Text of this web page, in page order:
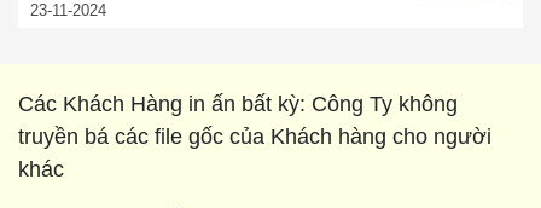
23-11-2024
Các Khách Hàng in ấn bất kỳ: Công Ty không
truyền bá các file gốc của Khách hàng cho người
khác